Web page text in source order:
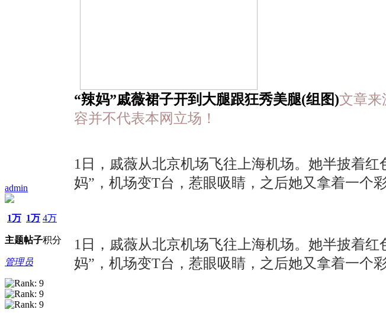
admin
1万
主题
1万
帖子
4万
积分
管理员
“辣妈”戚薇裙子开到大腿跟狂秀美腿(组图)文章来
容并不代表本网立场！
1日，戚薇从北京机场飞往上海机场。她半披着
妈”，机场变T台，惹眼吸睛，之后她又拿着一个
1日，戚薇从北京机场飞往上海机场。她半披着
妈”，机场变T台，惹眼吸睛，之后她又拿着一个